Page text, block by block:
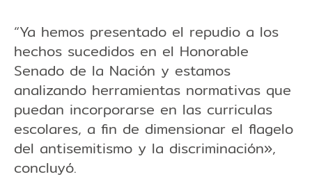
“Ya hemos presentado el repudio a los
hechos sucedidos en el Honorable
Senado de la Nación y estamos
analizando herramientas normativas que
puedan incorporarse en las curriculas
escolares, a fin de dimensionar el flagelo
del antisemitismo y la discriminación»,
concluyó.